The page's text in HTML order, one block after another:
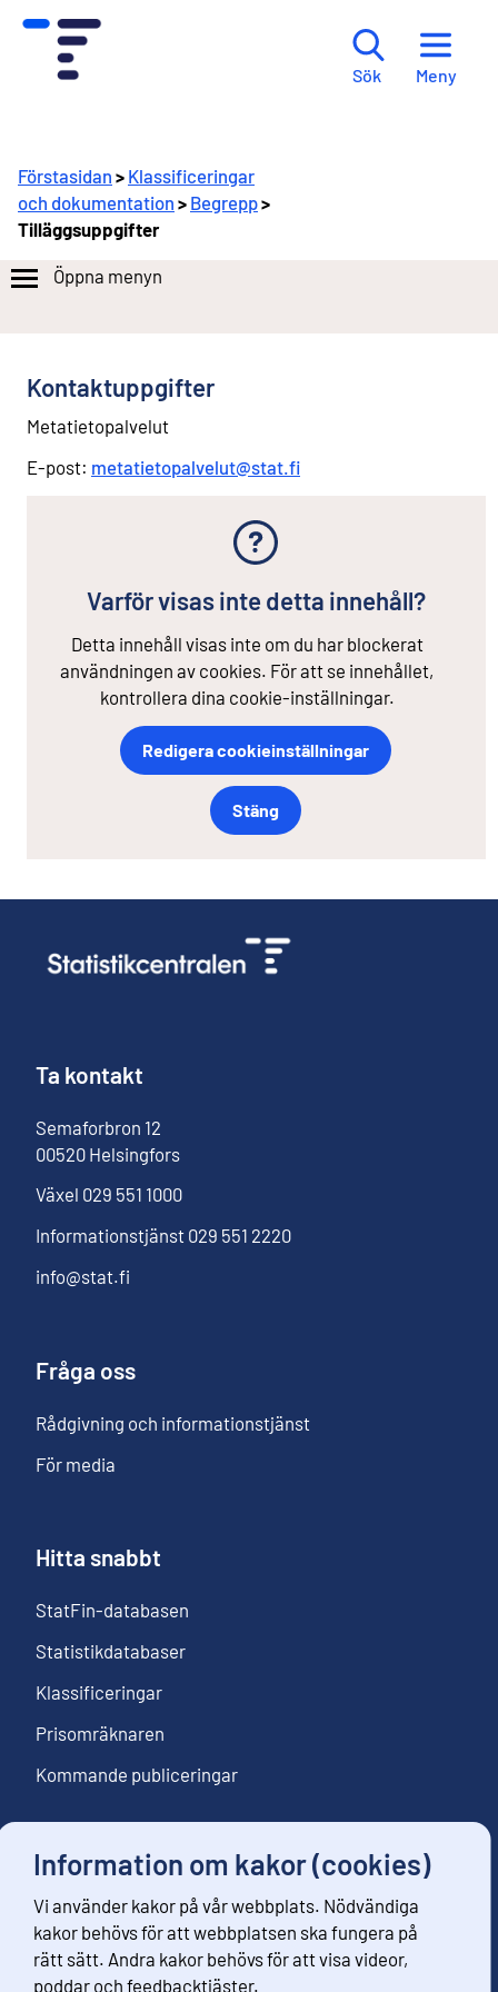
Information om kakor (cookies)
Vi använder kakor på vår webbplats. Nödvändiga
kakor behövs för att webbplatsen ska fungera på
rätt sätt. Andra kakor behövs för att visa videor,
poddar och feedbacktjäster.
Sök Meny
Förstasidan > Klassificeringar
och dokumentation > Begrepp>
Tilläggsuppgifter
Öppna menyn
Kontaktuppgifter
Metatietopalvelut
E-post: metatietopalvelut@stat.fi
Varför visas inte detta innehåll?
Detta innehåll visas inte om du har blockerat
användningen av cookies. För att se innehållet,
kontrollera dina cookie-inställningar.
Redigera cookieinställningar
Stäng
Ta kontakt
Semaforbron 12
00520 Helsingfors
Växel 029 551 1000
Informationstjänst 029 551 2220
info@stat.fi
Fråga oss
Rådgivning och informationstjänst
För media
Hitta snabbt
StatFin-databasen
Statistikdatabaser
Klassificeringar
Prisomräknaren
Kommande publiceringar
Följ oss
Beställ nyhetsbrev